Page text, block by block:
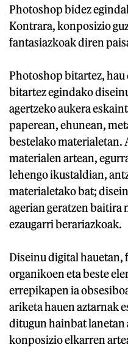
Photoshop bidez
Kontrara, konposizio
fantasiazkoak diren
Photoshop bitartez,
bitartez egindako
agertzeko aukera
paperean, ehunean,
bestelako materialetan.
materialen artean,
lehengo ikustaldian,
materialetako bat;
agerian geratzen baitira
ezaugarri berariazkoak.
Diseinu digital hauetan,
organikoen eta beste
errepikapen ia
ariketa hauen aztarnak
ditugun hainbat lanetan
konposizio elkarren